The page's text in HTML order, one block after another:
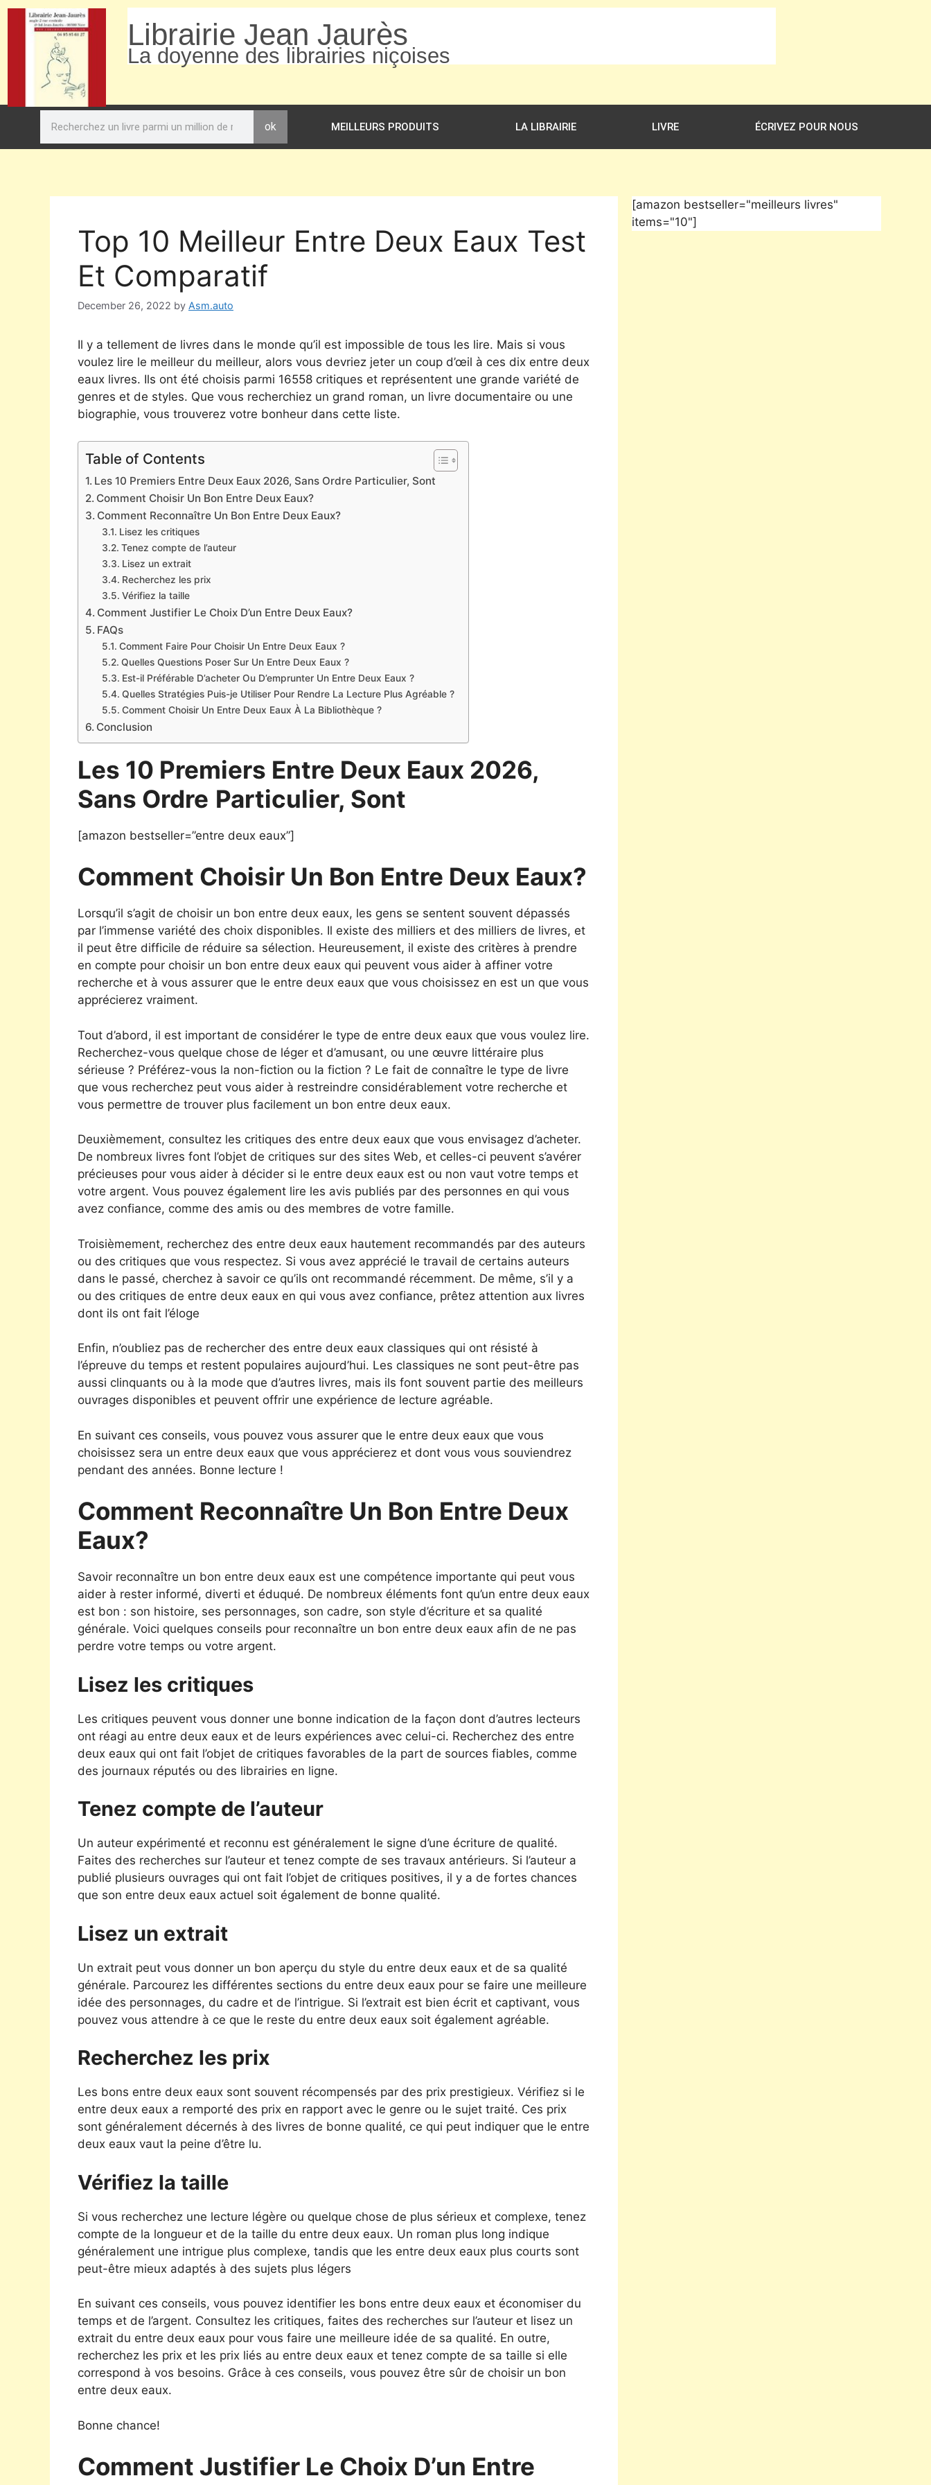
Librairie Jean Jaurès
La doyenne des librairies niçoises
ok MEILLEURS PRODUITS LA LIBRAIRIE LIVRE ÉCRIVEZ POUR NOUS
Top 10 Meilleur Entre Deux Eaux Test
Et Comparatif
December 26, 2022 by Asm.auto
Il y a tellement de livres dans le monde qu’il est impossible de tous les lire. Mais si vous
voulez lire le meilleur du meilleur, alors vous devriez jeter un coup d’œil à ces dix entre deux
eaux livres. Ils ont été choisis parmi 16558 critiques et représentent une grande variété de
genres et de styles. Que vous recherchiez un grand roman, un livre documentaire ou une
biographie, vous trouverez votre bonheur dans cette liste.
Table of Contents
Les 10 Premiers Entre Deux Eaux 2026, Sans Ordre Particulier, Sont
Comment Choisir Un Bon Entre Deux Eaux?
Comment Reconnaître Un Bon Entre Deux Eaux?
Lisez les critiques
Tenez compte de l’auteur
Lisez un extrait
Recherchez les prix
Vérifiez la taille
Comment Justifier Le Choix D’un Entre Deux Eaux?
FAQs
Comment Faire Pour Choisir Un Entre Deux Eaux ?
Quelles Questions Poser Sur Un Entre Deux Eaux ?
Est-il Préférable D’acheter Ou D’emprunter Un Entre Deux Eaux ?
Quelles Stratégies Puis-je Utiliser Pour Rendre La Lecture Plus Agréable ?
Comment Choisir Un Entre Deux Eaux À La Bibliothèque ?
Conclusion
Les 10 Premiers Entre Deux Eaux 2026,
Sans Ordre Particulier, Sont
[amazon bestseller=”entre deux eaux”]
Comment Choisir Un Bon Entre Deux Eaux?
Lorsqu’il s’agit de choisir un bon entre deux eaux, les gens se sentent souvent dépassés
par l’immense variété des choix disponibles. Il existe des milliers et des milliers de livres, et
il peut être difficile de réduire sa sélection. Heureusement, il existe des critères à prendre
en compte pour choisir un bon entre deux eaux qui peuvent vous aider à affiner votre
recherche et à vous assurer que le entre deux eaux que vous choisissez en est un que vous
apprécierez vraiment.
Tout d’abord, il est important de considérer le type de entre deux eaux que vous voulez lire.
Recherchez-vous quelque chose de léger et d’amusant, ou une œuvre littéraire plus
sérieuse ? Préférez-vous la non-fiction ou la fiction ? Le fait de connaître le type de livre
que vous recherchez peut vous aider à restreindre considérablement votre recherche et
vous permettre de trouver plus facilement un bon entre deux eaux.
Deuxièmement, consultez les critiques des entre deux eaux que vous envisagez d’acheter.
De nombreux livres font l’objet de critiques sur des sites Web, et celles-ci peuvent s’avérer
précieuses pour vous aider à décider si le entre deux eaux est ou non vaut votre temps et
votre argent. Vous pouvez également lire les avis publiés par des personnes en qui vous
avez confiance, comme des amis ou des membres de votre famille.
Troisièmement, recherchez des entre deux eaux hautement recommandés par des auteurs
ou des critiques que vous respectez. Si vous avez apprécié le travail de certains auteurs
dans le passé, cherchez à savoir ce qu’ils ont recommandé récemment. De même, s’il y a
ou des critiques de entre deux eaux en qui vous avez confiance, prêtez attention aux livres
dont ils ont fait l’éloge
Enfin, n’oubliez pas de rechercher des entre deux eaux classiques qui ont résisté à
l’épreuve du temps et restent populaires aujourd’hui. Les classiques ne sont peut-être pas
aussi clinquants ou à la mode que d’autres livres, mais ils font souvent partie des meilleurs
ouvrages disponibles et peuvent offrir une expérience de lecture agréable.
En suivant ces conseils, vous pouvez vous assurer que le entre deux eaux que vous
choisissez sera un entre deux eaux que vous apprécierez et dont vous vous souviendrez
pendant des années. Bonne lecture !
Comment Reconnaître Un Bon Entre Deux
Eaux?
Savoir reconnaître un bon entre deux eaux est une compétence importante qui peut vous
aider à rester informé, diverti et éduqué. De nombreux éléments font qu’un entre deux eaux
est bon : son histoire, ses personnages, son cadre, son style d’écriture et sa qualité
générale. Voici quelques conseils pour reconnaître un bon entre deux eaux afin de ne pas
perdre votre temps ou votre argent.
Lisez les critiques
Les critiques peuvent vous donner une bonne indication de la façon dont d’autres lecteurs
ont réagi au entre deux eaux et de leurs expériences avec celui-ci. Recherchez des entre
deux eaux qui ont fait l’objet de critiques favorables de la part de sources fiables, comme
des journaux réputés ou des librairies en ligne.
Tenez compte de l’auteur
Un auteur expérimenté et reconnu est généralement le signe d’une écriture de qualité.
Faites des recherches sur l’auteur et tenez compte de ses travaux antérieurs. Si l’auteur a
publié plusieurs ouvrages qui ont fait l’objet de critiques positives, il y a de fortes chances
que son entre deux eaux actuel soit également de bonne qualité.
Lisez un extrait
Un extrait peut vous donner un bon aperçu du style du entre deux eaux et de sa qualité
générale. Parcourez les différentes sections du entre deux eaux pour se faire une meilleure
idée des personnages, du cadre et de l’intrigue. Si l’extrait est bien écrit et captivant, vous
pouvez vous attendre à ce que le reste du entre deux eaux soit également agréable.
Recherchez les prix
Les bons entre deux eaux sont souvent récompensés par des prix prestigieux. Vérifiez si le
entre deux eaux a remporté des prix en rapport avec le genre ou le sujet traité. Ces prix
sont généralement décernés à des livres de bonne qualité, ce qui peut indiquer que le entre
deux eaux vaut la peine d’être lu.
Vérifiez la taille
Si vous recherchez une lecture légère ou quelque chose de plus sérieux et complexe, tenez
compte de la longueur et de la taille du entre deux eaux. Un roman plus long indique
généralement une intrigue plus complexe, tandis que les entre deux eaux plus courts sont
peut-être mieux adaptés à des sujets plus légers
En suivant ces conseils, vous pouvez identifier les bons entre deux eaux et économiser du
temps et de l’argent. Consultez les critiques, faites des recherches sur l’auteur et lisez un
extrait du entre deux eaux pour vous faire une meilleure idée de sa qualité. En outre,
recherchez les prix et les prix liés au entre deux eaux et tenez compte de sa taille si elle
correspond à vos besoins. Grâce à ces conseils, vous pouvez être sûr de choisir un bon
entre deux eaux.
Bonne chance!
Comment Justifier Le Choix D’un Entre
[amazon bestseller="meilleurs livres"
items="10"]